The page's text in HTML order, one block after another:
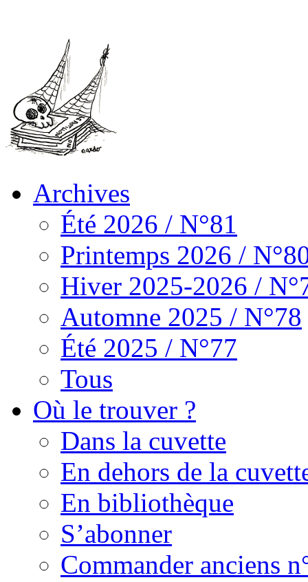
Archives
Été 2026 / N°81
Printemps 2026 /
Hiver 2025-2026 /
Automne 2025 / N°78
Été 2025 / N°77
Tous
Où le trouver ?
Dans la cuvette
En dehors de la
En bibliothèque
S’abonner
Commander anciens